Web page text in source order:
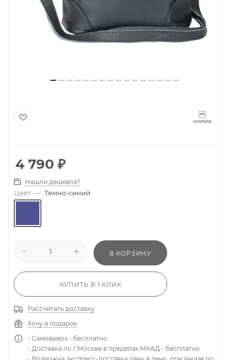
4 790 ₽
Нашли дешевле?
Цвет — Темно-синий
В КОРЗИНУ
КУПИТЬ В 1 КЛИК
Рассчитать доставку
Хочу в подарок
- Самовывоз - бесплатно
- Доставка по г.Москве в пределах МКАД - бесплатно